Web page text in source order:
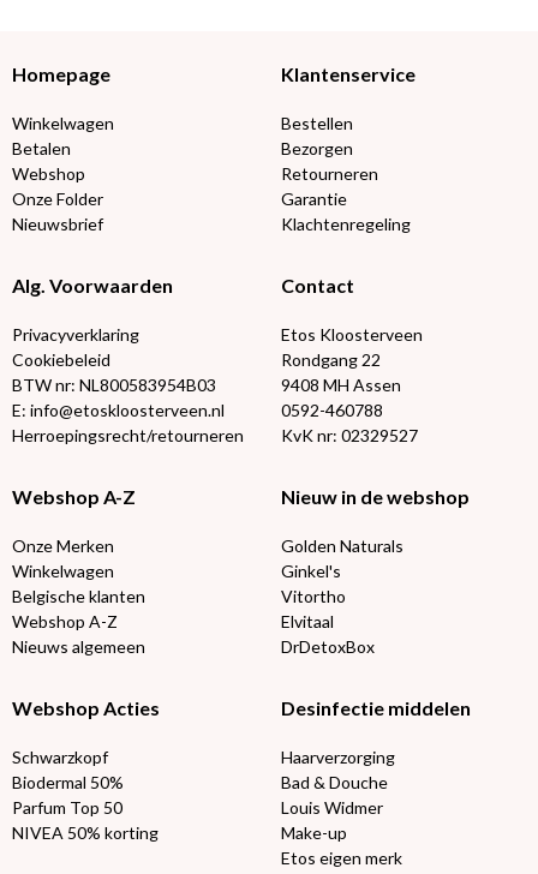
Homepage
Winkelwagen
Betalen
Webshop
Onze Folder
Nieuwsbrief
Klantenservice
Bestellen
Bezorgen
Retourneren
Garantie
Klachtenregeling
Alg. Voorwaarden
Privacyverklaring
Cookiebeleid
BTW nr: NL800583954B03
E: info@etoskloosterveen.nl
Herroepingsrecht/retourneren
Contact
Etos Kloosterveen
Rondgang 22
9408 MH Assen
0592-460788
KvK nr: 02329527
Webshop A-Z
Onze Merken
Winkelwagen
Belgische klanten
Webshop A-Z
Nieuws algemeen
Nieuw in de webshop
Golden Naturals
Ginkel's
Vitortho
Elvitaal
DrDetoxBox
Webshop Acties
Schwarzkopf
Biodermal 50%
Parfum Top 50
NIVEA 50% korting
Desinfectie middelen
Haarverzorging
Bad & Douche
Louis Widmer
Make-up
Etos eigen merk